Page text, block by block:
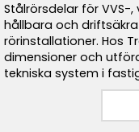
Stålrörsdelar för
hållbara och
rörinstallationer. Hos
dimensioner och
tekniska system i